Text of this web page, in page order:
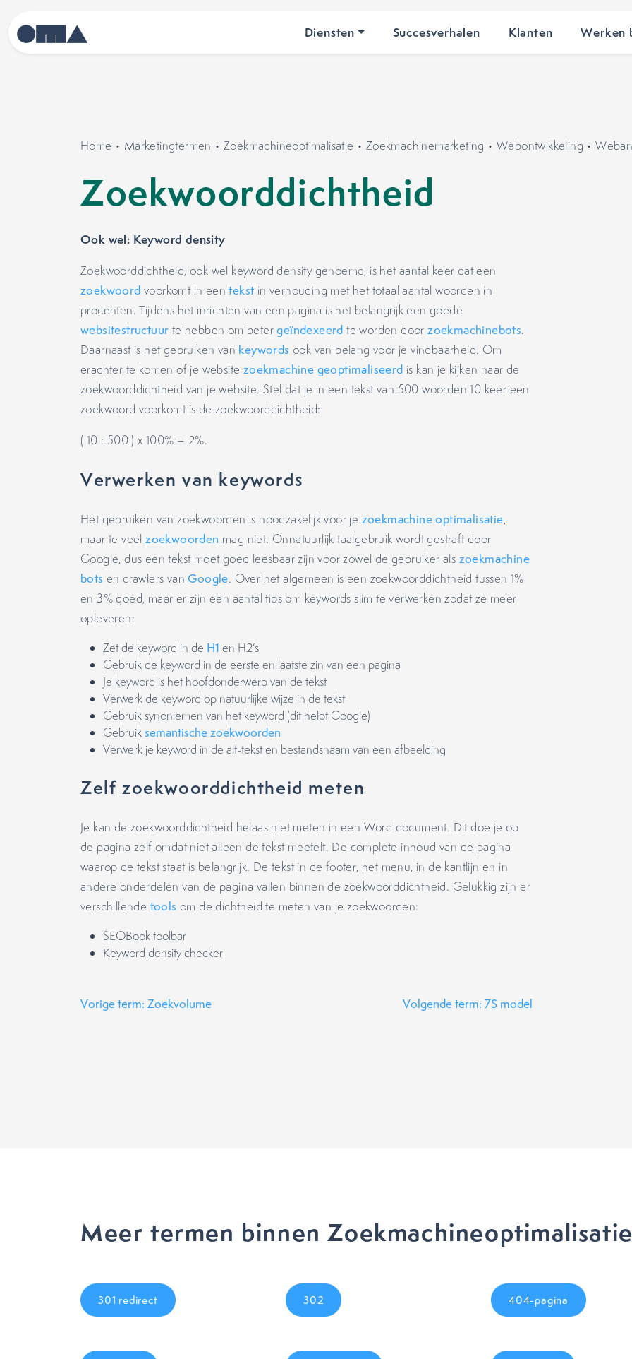
Diensten Succesverhalen Klanten Werken
Home • Marketingtermen •Zoekmachineoptimalisatie • Zoekmachinemarketing •Webontwikkeling •
Zoekwoorddichtheid
Ook wel: Keyword density
Zoekwoorddichtheid, ook wel keyword density genoemd, is het aantal keer dat een
zoekwoord voorkomt in eentekst in verhouding met het totaal aantal woorden in
procenten. Tijdens het inrichten van een pagina is het belangrijk een goede
websitestructuur te hebben om betergeïndexeerd te worden doorzoekmachinebots.
Daarnaast is het gebruiken van keywords ook van belang voor je vindbaarheid. Om
erachter te komen of je website zoekmachine geoptimaliseerd is kan je kijken naar de
zoekwoorddichtheid van je website. Stel dat je in een tekst van 500 woorden 10 keer een
zoekwoord voorkomt is de zoekwoorddichtheid:
( 10 : 500 ) x 100% = 2%.
Verwerken van keywords
Het gebruiken van zoekwoorden is noodzakelijk voor je zoekmachine optimalisatie,
maar te veelzoekwoorden mag niet. Onnatuurlijk taalgebruik wordt gestraft door
Google, dus een tekst moet goed leesbaar zijn voor zowel de gebruiker als zoekmachine
bots en crawlers vanGoogle. Over het algemeen is een zoekwoorddichtheid tussen 1%
en 3% goed, maar er zijn een aantal tips om keywords slim te verwerken zodat ze meer
opleveren:
Zet de keyword in de H1 en H2’s
Gebruik de keyword in de eerste en laatste zin van een pagina
Je keyword is het hoofdonderwerp van de tekst
Verwerk de keyword op natuurlijke wijze in de tekst
Gebruik synoniemen van het keyword (dit helpt Google)
Gebruiksemantische zoekwoorden
Verwerk je keyword in de alt-tekst en bestandsnaam van een afbeelding
Zelf zoekwoorddichtheid meten
Je kan de zoekwoorddichtheid helaas niet meten in een Word document. Dit doe je op
de pagina zelf omdat niet alleen de tekst meetelt. De complete inhoud van de pagina
waarop de tekst staat is belangrijk. De tekst in de footer, het menu, in de kantlijn en in
andere onderdelen van de pagina vallen binnen de zoekwoorddichtheid. Gelukkig zijn er
verschillende tools om de dichtheid te meten van je zoekwoorden:
SEOBook toolbar
Keyword density checker
Vorige term: Zoekvolume Volgende term: 7S model
Meer termen binnen
301 redirect 302 404-pagina